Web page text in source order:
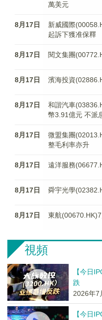
萬美元
8月17日
新威國際
起訴下獲准保釋
8月17日 閱文集團
8月17日 濱海投資
8月17日
和諧汽車
幣3.91億元 不派
8月17日
微盟集團
整毛利率亦升
8月17日 遠洋服務
8月17日 舜宇光學
8月17日 東航
視頻
【今日
跌
2026年7
【今日